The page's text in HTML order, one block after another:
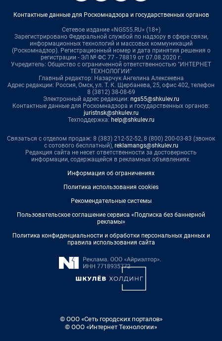
Контактные данные для Роскомнадзора и государственных органов
Сетевое издание «NGS55.RU» (18+)
Зарегистрировано Федеральной службой по надзору в сфере связи,
информационных технологий и массовых коммуникаций
(Роскомнадзор). Регистрационный номер и дата принятия решения о
регистрации - ЭЛ № ФС 77 - 78819 от 07.08.2020 г.
Учредитель: Общество с ограниченной ответственностью "ИНТЕРНЕТ
ТЕХНОЛОГИИ"
Главный редактор: Назарчук Ангелина Алексеевна
Адрес редакции: Россия, Омск, ул. Т. К. Щербанева, 25, офис 402, телефон
8 (3812) 38-08-69
Электронный адрес редакции: ngs55@shkulev.ru
Контактные данные для Роскомнадзора и государственных органов:
juristnsk@shkulev.ru
Техподдержка: help@shkulev.ru
Связаться с отделом продаж: 8 (383) 212-52-52, 8 (800) 200-03-83 (звонок
с сотового бесплатный), reklamangs@shkulev.ru
Редакция сайта не несет ответственности за достоверность
информации, содержащейся в рекламных объявлениях.
Информация об ограничениях
Политика использования cookies
Рекомендательные системы
Пользовательское соглашение сервиса «Подписка без баннерной
рекламы»
Политика конфиденциальности и обработки персональных данных и
правила использования сайта
© ООО «Сеть городских порталов»
© ООО «Интернет Технологии»